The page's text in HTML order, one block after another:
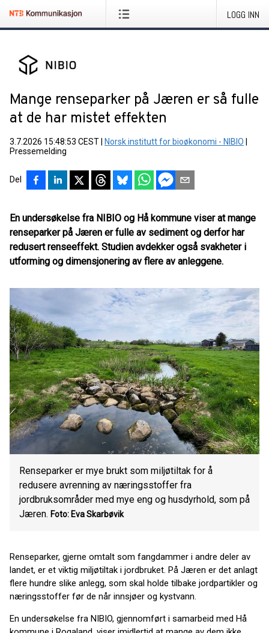
LOGG INN
Mange renseparker på Jæren er så fulle
at de har mistet effekten
3.7.2026 15:48:53 CEST Norsk institutt for bioøkonomi - NIBIO
Pressemelding
Del
En undersøkelse fra NIBIO og Hå kommune viser at mange
renseparker på Jæren er fulle av sediment og derfor har
redusert renseeffekt. Studien avdekker også svakheter i
utforming og dimensjonering av flere av anleggene.
Renseparker er mye brukt som miljøtiltak for å
redusere avrenning av næringsstoffer fra
jordbruksområder med mye eng og husdyrhold, som på
Jæren. Foto: Eva Skarbøvik
Renseparker, gjerne omtalt som fangdammer i andre deler av
landet, er et viktig miljøtiltak i jordbruket. På Jæren er det anlagt
flere hundre slike anlegg, som skal holde tilbake jordpartikler og
næringsstoffer før de når innsjøer og kystvann.
En undersøkelse fra NIBIO, gjennomført i samarbeid med Hå